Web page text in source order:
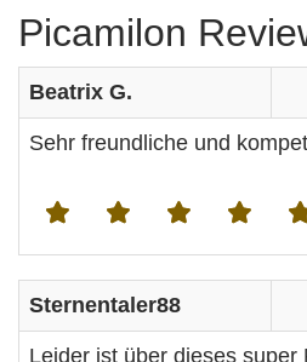
Picamilon
Beatrix G.
Sehr freundliche und
Sternentaler88
Leider ist über dieses